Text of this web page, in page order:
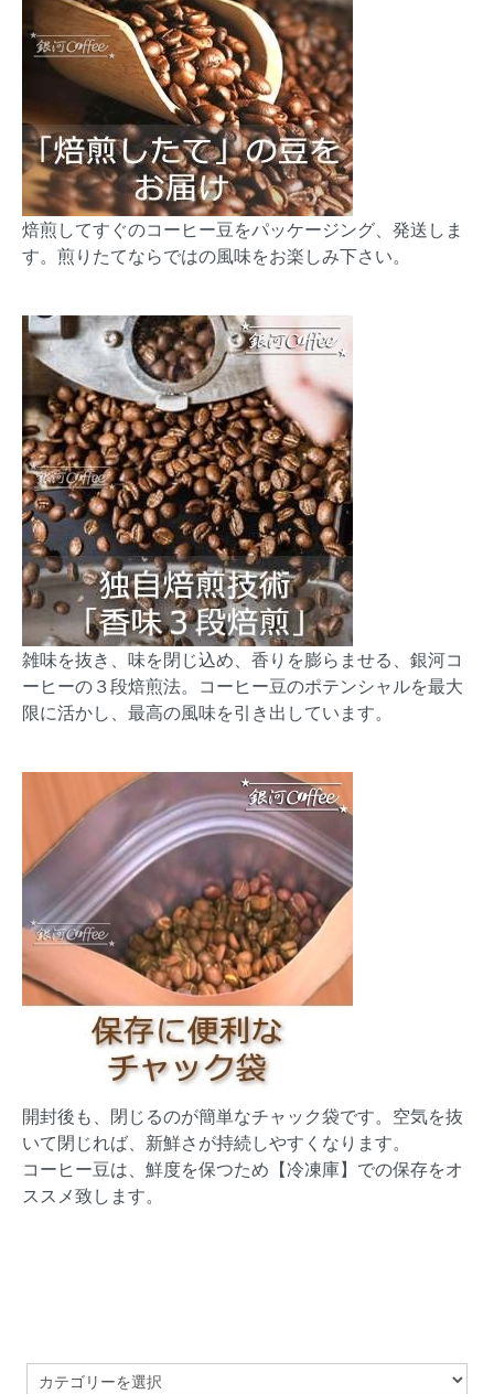
焙煎してすぐのコーヒー豆をパッケージング、発送しま
す。煎りたてならではの風味をお楽しみ下さい。
雑味を抜き、味を閉じ込め、香りを膨らませる、銀河コ
ーヒーの３段焙煎法。コーヒー豆のポテンシャルを最大
限に活かし、最高の風味を引き出しています。
開封後も、閉じるのが簡単なチャック袋です。空気を抜
いて閉じれば、新鮮さが持続しやすくなります。
コーヒー豆は、鮮度を保つため【冷凍庫】での保存をオ
ススメ致します。